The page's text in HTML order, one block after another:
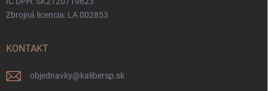
Zbrojná licencia: LA 002853
KONTAKT
objednavky@kalibersp.sk